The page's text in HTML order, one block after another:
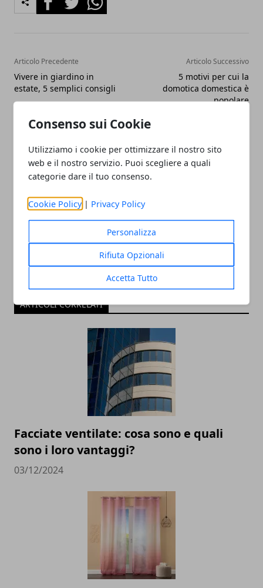
Consenso sui Cookie
Utilizziamo i cookie per ottimizzare il nostro sito
web e il nostro servizio. Puoi scegliere a quali
categorie dare il tuo consenso.
Cookie Policy | Privacy Policy
Personalizza
Rifiuta Opzionali
Accetta Tutto
Articolo Precedente
Vivere in giardino in
estate, 5 semplici consigli
Articolo Successivo
5 motivi per cui la
domotica domestica è
popolare
ARTICOLI CORRELATI
Facciate ventilate: cosa sono e quali
sono i loro vantaggi?
03/12/2024